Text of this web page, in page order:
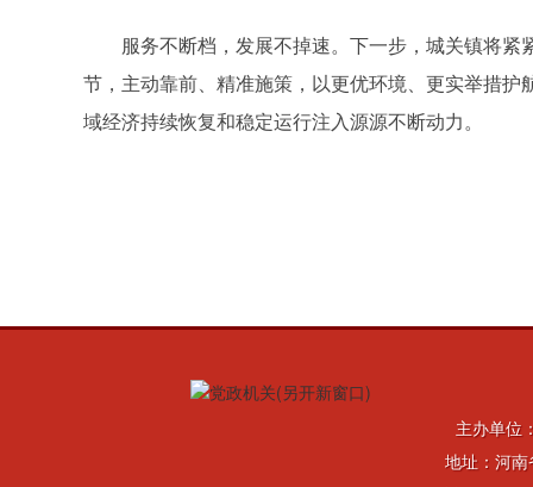
服务不断档，发展不掉速。下一步，城关镇将紧
节，主动靠前、精准施策，以更优环境、更实举措
域经济持续恢复和稳定运行注入源源不断动力。
主办单位
地址：河